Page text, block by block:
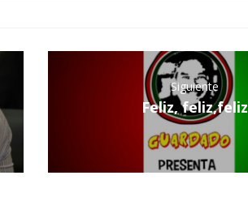
Siguiente
Feliz, feliz,feliz